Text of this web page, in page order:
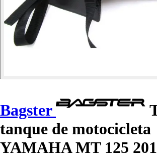
Bagster
tanque de motocicleta
YAMAHA MT 125